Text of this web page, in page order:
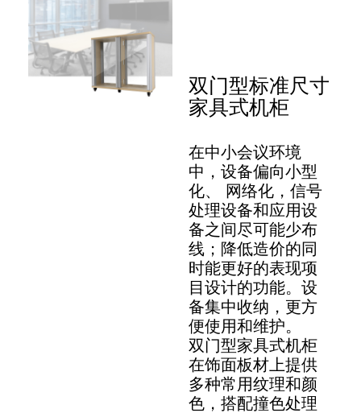
双门型标准尺寸
家具式机柜
在中小会议环境
中，设备偏向小型
化、 网络化，信号
处理设备和应用设
备之间尽可能少布
线；降低造价的同
时能更好的表现项
目设计的功能。设
备集中收纳，更方
便使用和维护。
双门型家具式机柜
在饰面板材上提供
多种常用纹理和颜
色，搭配撞色处理